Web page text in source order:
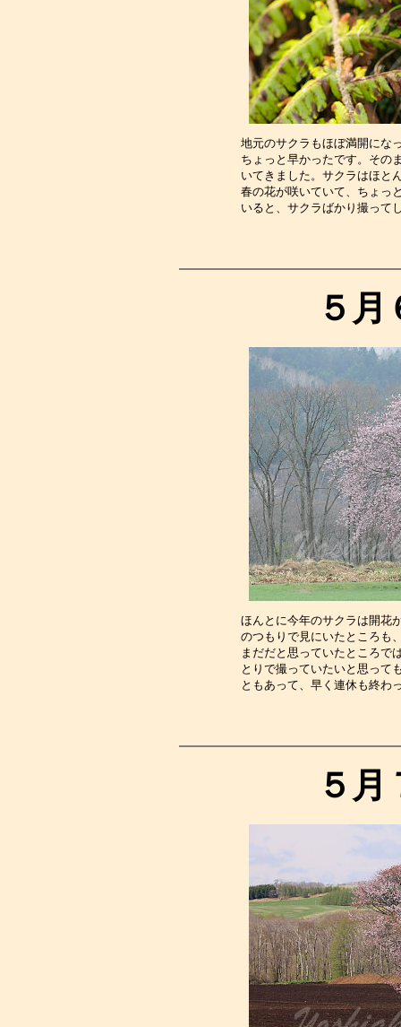
地元のサクラもほぼ満開にな
ちょっと早かったです。その
いてきました。サクラはほと
春の花が咲いていて、ちょっ
いると、サクラばか
５月
ほんとに今年のサクラは開花
のつもりで見にいたところも
まだだと思っていたところで
とりで撮っていたいと思って
ともあって、早く
５月